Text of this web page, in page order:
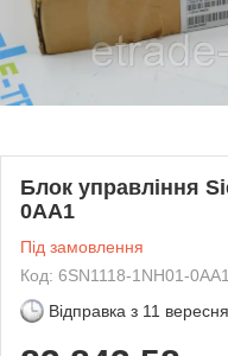
Блок управління
0AA1
Під замовлення
Код: 6SN1118-1NH01-0AA1
Відправка з 11